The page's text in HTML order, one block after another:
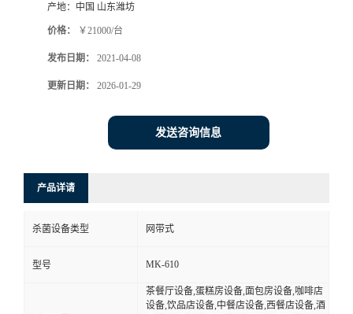
产地： 中国 山东潍坊
价格： ￥21000/台
发布日期： 2021-04-08
更新日期： 2026-01-29
发送咨询信息
产品详请
杀菌设备类型 网带式
型号 MK-610
茶餐厅设备,蛋糕房设备,面包房设备,咖啡店
设备,饮品店设备,中餐店设备,西餐店设备,酒